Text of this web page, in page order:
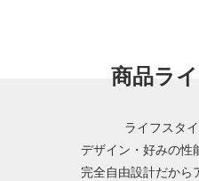
商品ラ
ライフスタ
デザイン・好みの性
完全自由設計だから